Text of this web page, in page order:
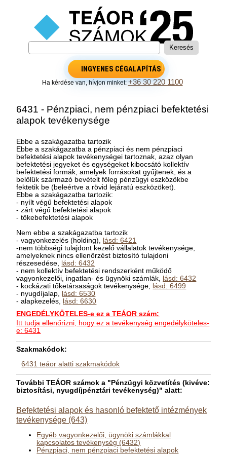
INGYENES CÉGALAPÍTÁS
Ha kérdése van, hívjon minket: +36 30 220 1100
6431 - Pénzpiaci, nem pénzpiaci befektetési
alapok tevékenysége
Ebbe a szakágazatba tartozik
Ebbe a szakágazatba a pénzpiaci és nem pénzpiaci
befektetési alapok tevékenységei tartoznak, azaz olyan
befektetési jegyeket és egységeket kibocsátó kollektív
befektetési formák, amelyek forrásokat gyűjtenek, és a
belőlük származó bevételt főleg pénzügyi eszközökbe
fektetik be (beleértve a rövid lejáratú eszközöket).
Ebbe a szakágazatba tartozik:
- nyílt végű befektetési alapok
- zárt végű befektetési alapok
- tőkebefektetési alapok
Nem ebbe a szakágazatba tartozik
- vagyonkezelés (holding), lásd: 6421
-nem többségi tulajdont kezelő vállalatok tevékenysége,
amelyeknek nincs ellenőrzést biztosító tulajdoni
részesedése, lásd: 6432
- nem kollektív befektetési rendszerként működő
vagyonkezelői, ingatlan- és ügynöki számlák, lásd: 6432
- kockázati tőketársaságok tevékenysége, lásd: 6499
- nyugdíjalap, lásd: 6530
- alapkezelés, lásd: 6630
ENGEDÉLYKÖTELES-e ez a TEÁOR szám:
Itt tudja ellenőrizni, hogy ez a tevékenység engedélyköteles-
e: 6431
Szakmakódok:
6431 teáor alatti szakmakódok
További TEÁOR számok a "Pénzügyi közvetítés (kivéve:
biztosítási, nyugdíjpénztári tevékenység)" alatt:
Befektetési alapok és hasonló befektető intézmények
tevékenysége (643)
Egyéb vagyonkezelői, ügynöki számlákkal
kapcsolatos tevékenység (6432)
Pénzpiaci, nem pénzpiaci befektetési alapok